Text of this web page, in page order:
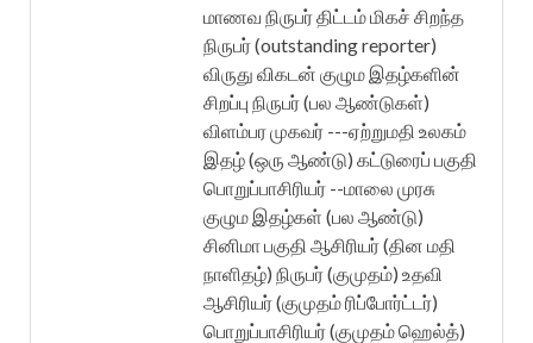
மாணவ நிருபர் திட்டம் மிகச் சிறந்த
நிருபர் (outstanding reporter)
விருது விகடன் குழும இதழ்களின்
சிறப்பு நிருபர் (பல ஆண்டுகள்)
விளம்பர முகவர் ---ஏற்றுமதி உலகம்
இதழ் (ஒரு ஆண்டு) கட்டுரைப் பகுதி
பொறுப்பாசிரியர் --மாலை முரசு
குழும இதழ்கள் (பல ஆண்டு)
சினிமா பகுதி ஆசிரியர் (தின மதி
நாளிதழ்) நிருபர் (குமுதம்) உதவி
ஆசிரியர் (குமுதம் ரிப்போர்ட்டர்)
பொறுப்பாசிரியர் (குமுதம் ஹெல்த்)